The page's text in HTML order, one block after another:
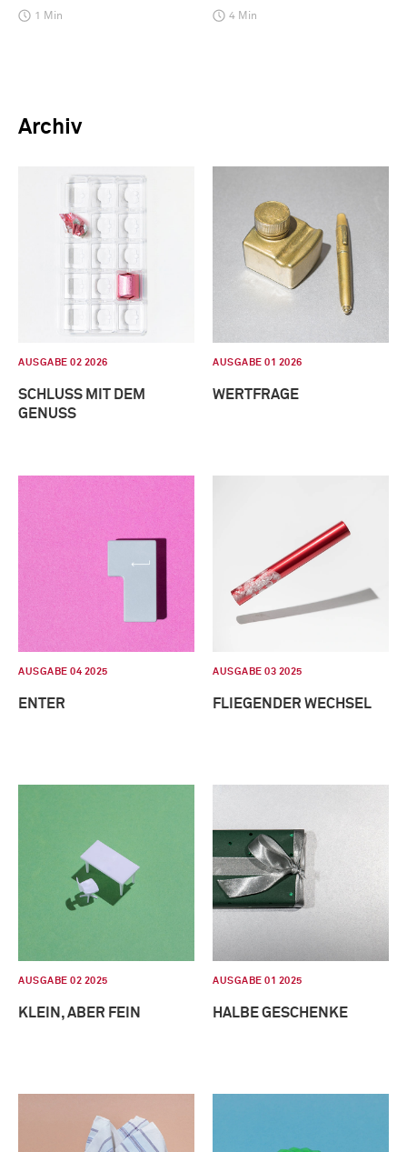
1 Min 4 Min
Archiv
AUSGABE 02 2026
SCHLUSS MIT DEM
GENUSS
AUSGABE 01 2026
WERTFRAGE
AUSGABE 04 2025
ENTER
AUSGABE 03 2025
FLIEGENDER WECHSEL
AUSGABE 02 2025
KLEIN, ABER FEIN
AUSGABE 01 2025
HALBE GESCHENKE